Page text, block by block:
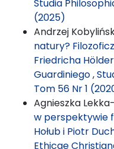
Studia
(2025)
Andrzej
natury?
Friedricha
Guardiniego,
Tom 56 Nr 1
Agnieszka
w perspektywie
Hołub i Piotr
Ethicae